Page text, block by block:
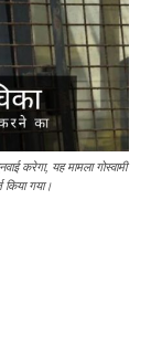
करेगा, यह मामला गोस्वामी
किया गया।